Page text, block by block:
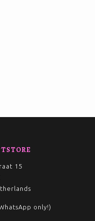
15
only!)